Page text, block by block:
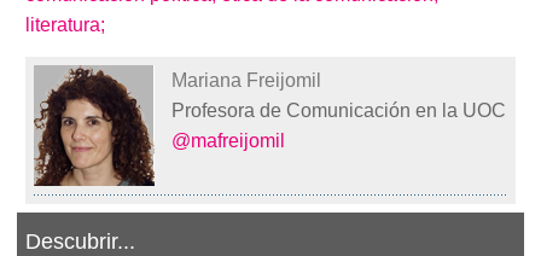
literatura;
Mariana Freijomil
Profesora de Comunicación en la UOC
@mafreijomil
Descubrir...